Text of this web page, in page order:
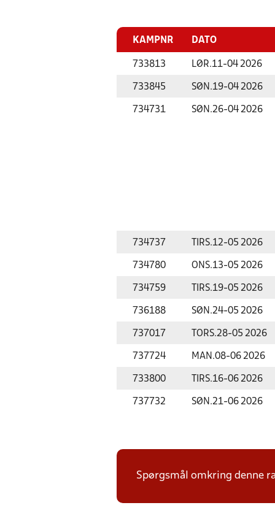
KAMPNR DATO
733813 LØR.11-04 2026
733845 SØN.19-04 2026
734731 SØN.26-04 2026
734737 TIRS.12-05 2026
734780 ONS.13-05 2026
734759 TIRS.19-05 2026
736188 SØN.24-05 2026
737017 TORS.28-05 2026
737724 MAN.08-06 2026
733800 TIRS.16-06 2026
737732 SØN.21-06 2026
Spørgsmål omkring denne